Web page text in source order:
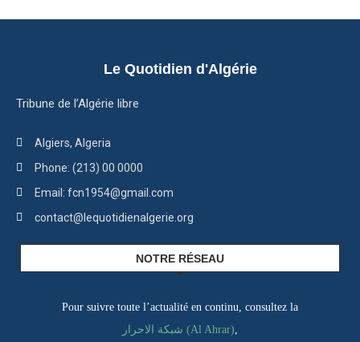
Le Quotidien d'Algérie
Tribune de l’Algérie libre
Algiers, Algeria
Phone: (213) 00 0000
Email: fcn1954@gmail.com
contact@lequotidienalgerie.org
NOTRE RÉSEAU
Pour suivre toute l’actualité en continu, consultez la
شبكة الاحرار (Al Ahrar),